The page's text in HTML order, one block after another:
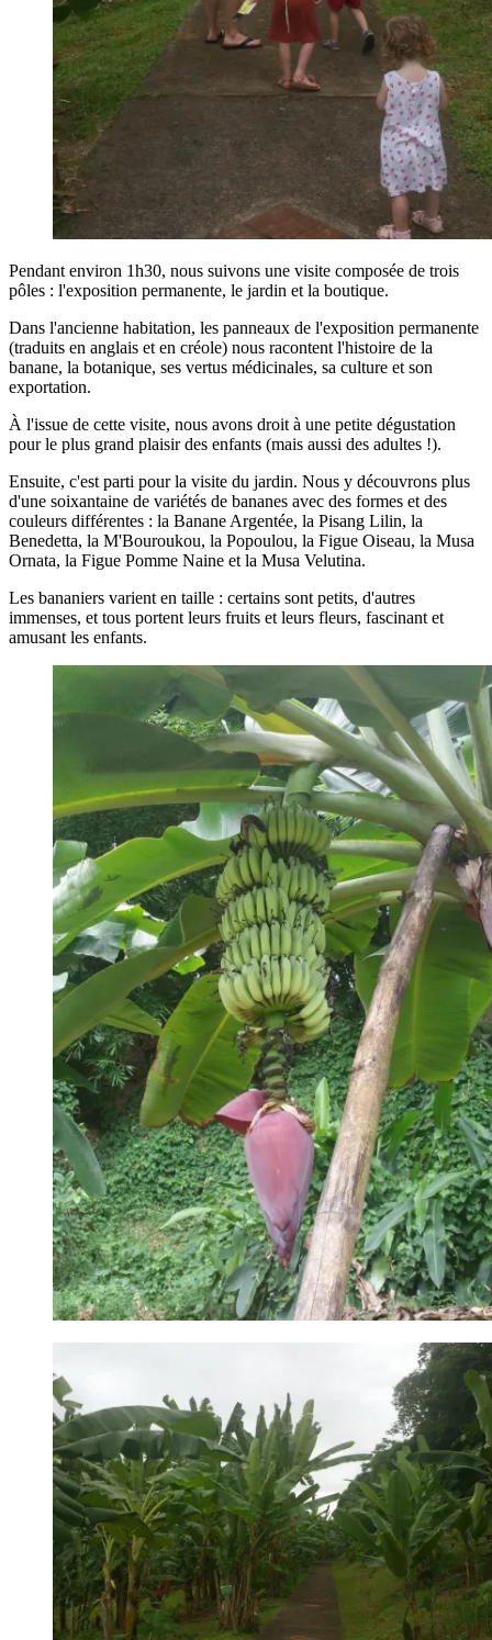
Pendant environ 1h30, nous suivons une visite composée de trois
pôles : l'exposition permanente, le jardin et la boutique.
Dans l'ancienne habitation, les panneaux de l'exposition permanente
(traduits en anglais et en créole) nous racontent l'histoire de la
banane, la botanique, ses vertus médicinales, sa culture et son
exportation.
À l'issue de cette visite, nous avons droit à une petite dégustation
pour le plus grand plaisir des enfants (mais aussi des adultes !).
Ensuite, c'est parti pour la visite du jardin. Nous y découvrons plus
d'une soixantaine de variétés de bananes avec des formes et des
couleurs différentes : la Banane Argentée, la Pisang Lilin, la
Benedetta, la M'Bouroukou, la Popoulou, la Figue Oiseau, la Musa
Ornata, la Figue Pomme Naine et la Musa Velutina.
Les bananiers varient en taille : certains sont petits, d'autres
immenses, et tous portent leurs fruits et leurs fleurs, fascinant et
amusant les enfants.